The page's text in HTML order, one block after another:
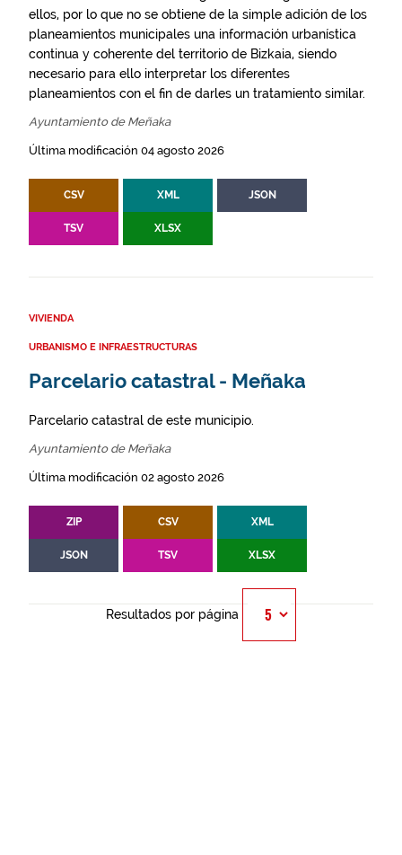
ellos, por lo que no se obtiene de la simple adición de los
planeamientos municipales una información urbanística
continua y coherente del territorio de Bizkaia, siendo
necesario para ello interpretar los diferentes
planeamientos con el fin de darles un tratamiento similar.
Ayuntamiento de Meñaka
Última modificación 04 agosto 2026
CSV XML JSON
TSV XLSX
VIVIENDA
URBANISMO E INFRAESTRUCTURAS
Parcelario catastral - Meñaka
Parcelario catastral de este municipio.
Ayuntamiento de Meñaka
Última modificación 02 agosto 2026
ZIP CSV XML
JSON TSV XLSX
Resultados por página